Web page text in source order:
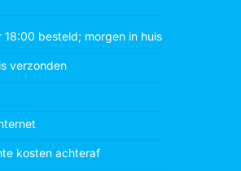
18:00 besteld; morgen in huis
verzonden
kosten achteraf